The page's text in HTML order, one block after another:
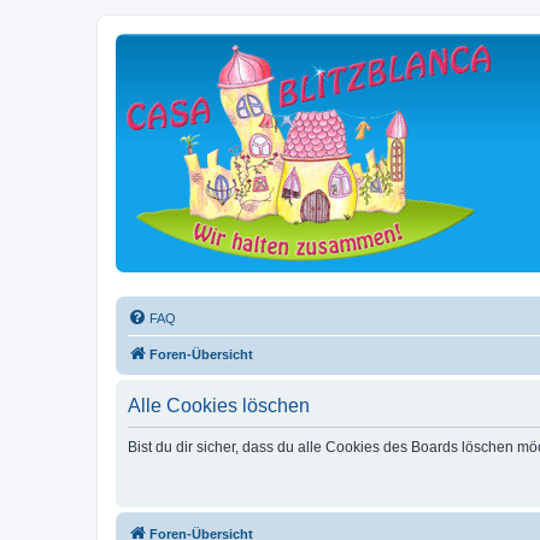
FAQ
Foren-Übersicht
Alle Cookies löschen
Bist du dir sicher, dass du alle Cookies des Boards löschen
Foren-Übersicht